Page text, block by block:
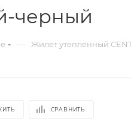
черный
— Жилет утепленный
СРАВНИТЬ